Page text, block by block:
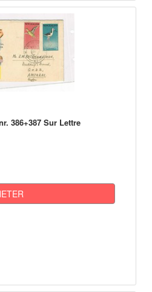
386+387 Sur Lettre